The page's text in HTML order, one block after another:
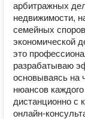
арбитражных
недвижимости,
семейных
экономической
это
разрабатываю
основываясь на
нюансов
дистанционно с
онлайн-